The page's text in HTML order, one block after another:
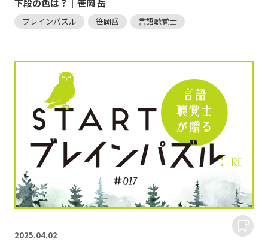
下段の色は？｜笹岡 岳
ブレインパズル 笹岡岳 言語聴覚士
2025.04.02